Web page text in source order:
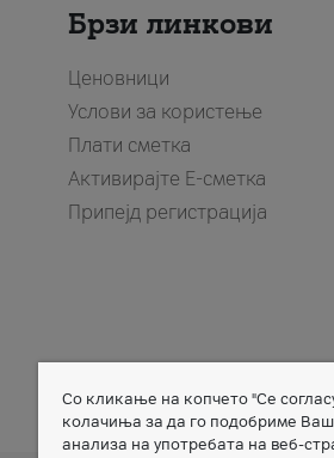
Брзи линкови
Ценовници
Услови за користење
Плати сметка
Активирајте Е-сметка
Припејд регистрација
Member of
Со кликање на копчето "Се
колачиња за да го подобриме
анализа на употребата на веб-